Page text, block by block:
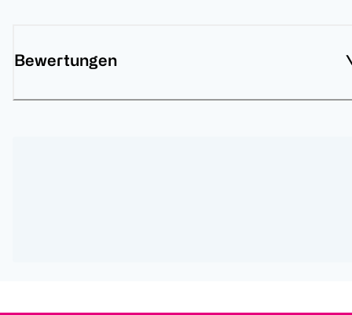
Bewertungen